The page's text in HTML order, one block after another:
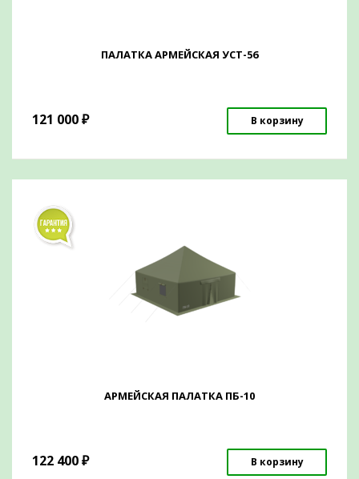
ПАЛАТКА АРМЕЙСКАЯ УСТ-56
121 000₽ В корзину
АРМЕЙСКАЯ ПАЛАТКА ПБ-10
122 400₽ В корзину